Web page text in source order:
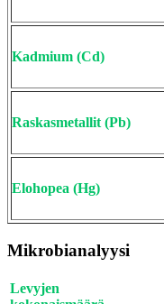
Kadmium (Cd)
Raskasmetallit (Pb)
Elohopea (Hg)
Mikrobianalyysi
Levyjen